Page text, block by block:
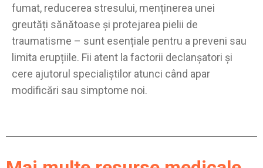
fumat, reducerea stresului, menținerea unei
greutăți sănătoase și protejarea pielii de
traumatisme – sunt esențiale pentru a preveni sau
limita erupțiile. Fii atent la factorii declanșatori și
cere ajutorul specialiștilor atunci când apar
modificări sau simptome noi.